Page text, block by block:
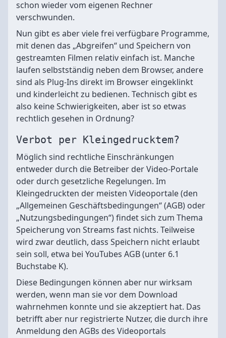
schon wieder vom eigenen Rechner
verschwunden.
Nun gibt es aber viele frei verfügbare Programme,
mit denen das „Abgreifen“ und Speichern von
gestreamten Filmen relativ einfach ist. Manche
laufen selbstständig neben dem Browser, andere
sind als Plug-Ins direkt im Browser eingeklinkt
und kinderleicht zu bedienen. Technisch gibt es
also keine Schwierigkeiten, aber ist so etwas
rechtlich gesehen in Ordnung?
Verbot per Kleingedrucktem?
Möglich sind rechtliche Einschränkungen
entweder durch die Betreiber der Video-Portale
oder durch gesetzliche Regelungen. Im
Kleingedruckten der meisten Videoportale (den
„Allgemeinen Geschäftsbedingungen“ (AGB) oder
„Nutzungsbedingungen“) findet sich zum Thema
Speicherung von Streams fast nichts. Teilweise
wird zwar deutlich, dass Speichern nicht erlaubt
sein soll, etwa bei YouTubes AGB (unter 6.1
Buchstabe K).
Diese Bedingungen können aber nur wirksam
werden, wenn man sie vor dem Download
wahrnehmen konnte und sie akzeptiert hat. Das
betrifft aber nur registrierte Nutzer, die durch ihre
Anmeldung den AGBs des Videoportals